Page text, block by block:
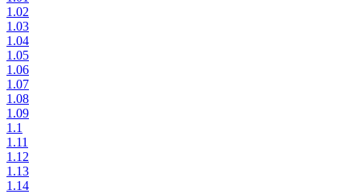
1.02
1.03
1.04
1.05
1.06
1.07
1.08
1.09
1.1
1.11
1.12
1.13
1.14